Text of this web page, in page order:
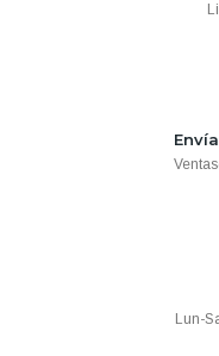
Lun-